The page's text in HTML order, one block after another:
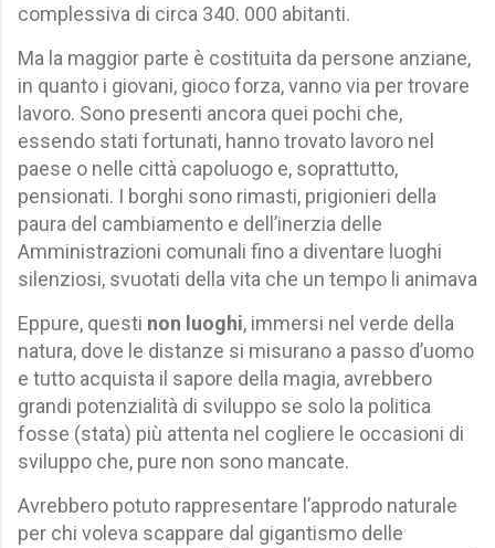
complessiva di circa 340. 000 abitanti.
Ma la maggior parte è costituita da persone anziane,
in quanto i giovani, gioco forza, vanno via per trovare
lavoro. Sono presenti ancora quei pochi che,
essendo stati fortunati, hanno trovato lavoro nel
paese o nelle città capoluogo e, soprattutto,
pensionati. I borghi sono rimasti, prigionieri della
paura del cambiamento e dell’inerzia delle
Amministrazioni comunali fino a diventare luoghi
silenziosi, svuotati della vita che un tempo li animava
Eppure, questi non luoghi, immersi nel verde della
natura, dove le distanze si misurano a passo d’uomo
e tutto acquista il sapore della magia, avrebbero
grandi potenzialità di sviluppo se solo la politica
fosse (stata) più attenta nel cogliere le occasioni di
sviluppo che, pure non sono mancate.
Avrebbero potuto rappresentare l’approdo naturale
per chi voleva scappare dal gigantismo delle